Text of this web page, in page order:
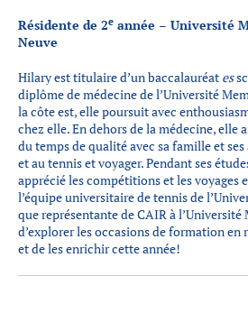
Résidente de 2e année – Université
Neuve
Hilary est titulaire d’un baccalauréat es
diplôme de médecine de l’Université
la côte est, elle poursuit avec
chez elle. En dehors de la médecine, elle
du temps de qualité avec sa famille et
et au tennis et voyager. Pendant ses
apprécié les compétitions et les voyages
l’équipe universitaire de tennis de
que représentante de CAIR à
d’explorer les occasions de formation
et de les enrichir cette année!